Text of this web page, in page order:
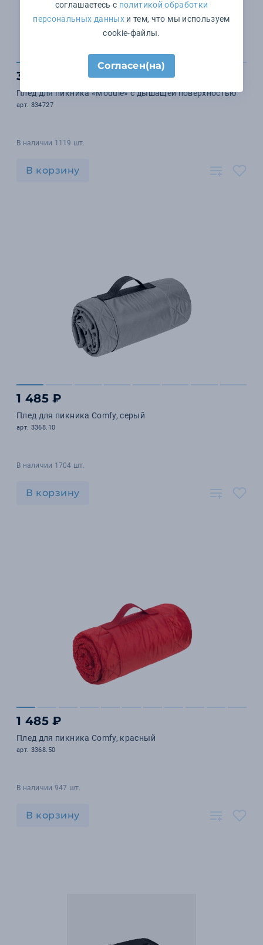
3 185 ₽
Плед для пикника «Module» с дышащей поверхностью
арт. 834727
В наличии 1119 шт.
В корзину
1 485 ₽
Плед для пикника Comfy, серый
арт. 3368.10
В наличии 1704 шт.
В корзину
1 485 ₽
Плед для пикника Comfy, красный
арт. 3368.50
В наличии 947 шт.
В корзину
соглашаетесь с политикой обработки
персональных данныхи тем, что мы используем
cookie-файлы.
Согласен(на)